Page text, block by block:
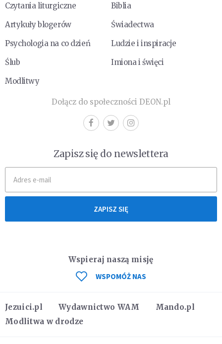
Czytania liturgiczne
Biblia
Artykuły blogerów
Świadectwa
Psychologia na co dzień
Ludzie i inspiracje
Ślub
Imiona i święci
Modlitwy
Dołącz do społeczności DEON.pl
Zapisz się do newslettera
ZAPISZ SIĘ
Jezuici.pl Wydawnictwo WAM
Mando.pl
Modlitwa w drodze
Wspieraj naszą misję
WSPOMÓŻ NAS